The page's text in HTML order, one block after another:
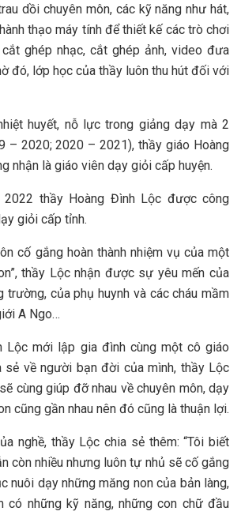
dồi chuyên môn, các kỹ năng như hát,
thạo máy tính để thiết kế các trò chơi
ghép nhạc, cắt ghép ảnh, video đưa
đó, lớp học của thầy luôn thu hút đối với
huyết, nỗ lực trong giảng dạy mà 2
– 2020; 2020 – 2021), thầy giáo Hoàng
nhận là giáo viên dạy giỏi cấp huyện.
thầy Hoàng Đình Lộc được công
giỏi cấp tỉnh.
cố gắng hoàn thành nhiệm vụ của một
thầy Lộc nhận được sự yêu mến của
trường, của phụ huynh và các cháu mầm
A Ngo…
Lộc mới lập gia đình cùng một cô giáo
sẻ về người bạn đời của mình, thầy Lộc
cùng giúp đỡ nhau về chuyên môn, dạy
cũng gần nhau nên đó cũng là thuận lợi.
nghề, thầy Lộc chia sẻ thêm: “Tôi biết
còn nhiều nhưng luôn tự nhủ sẽ cố gắng
nuôi dạy những măng non của bản làng,
có những kỹ năng, những con chữ đầu